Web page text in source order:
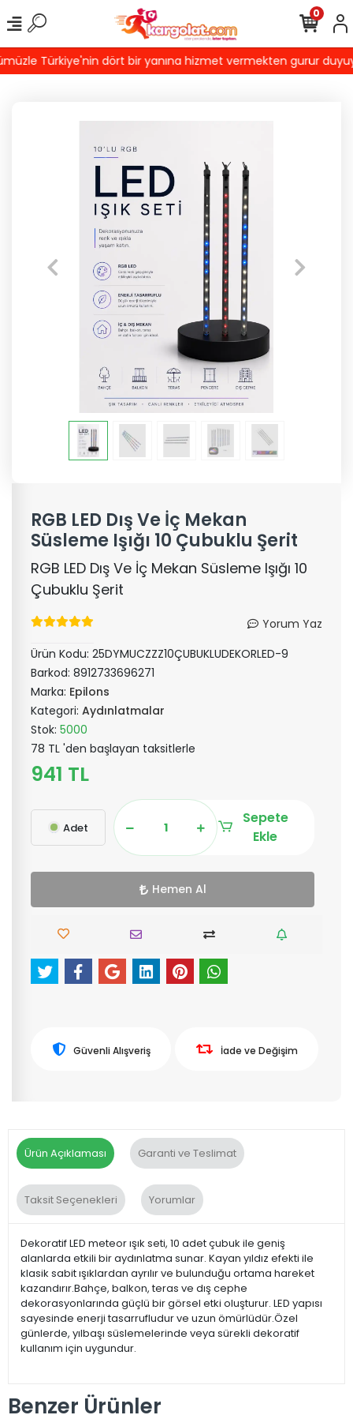
Türkiye'nin dört bir yanına hizmet vermekten gurur
0
RGB LED Dış Ve İç Mekan
Süsleme Işığı 10 Çubuklu Şerit
RGB LED Dış Ve İç Mekan Süsleme Işığı 10
Çubuklu Şerit
Yorum Yaz
Ürün Kodu: 25DYMUCZZZ10ÇUBUKLUDEKORLED-9
Barkod: 8912733696271
Marka: Epilons
Kategori: Aydınlatmalar
Stok: 5000
78 TL 'den başlayan taksitlerle
941 TL
Adet
Sepete
Ekle
Hemen Al
Güvenli Alışveriş İade ve Değişim
Ürün Açıklaması Garanti ve Teslimat
Taksit Seçenekleri Yorumlar
Dekoratif LED meteor ışık seti, 10 adet çubuk ile geniş
alanlarda etkili bir aydınlatma sunar. Kayan yıldız efekti ile
klasik sabit ışıklardan ayrılır ve bulunduğu ortama hareket
kazandırır.Bahçe, balkon, teras ve dış cephe
dekorasyonlarında güçlü bir görsel etki oluşturur. LED yapısı
sayesinde enerji tasarrufludur ve uzun ömürlüdür.Özel
günlerde, yılbaşı süslemelerinde veya sürekli dekoratif
kullanım için uygundur.
Benzer Ürünler